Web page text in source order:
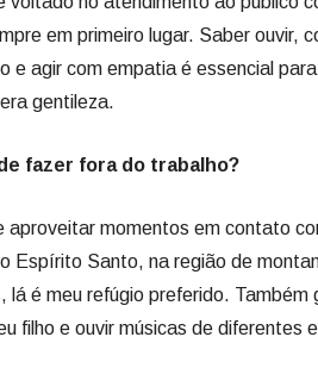
em primeiro lugar. Saber ouvir,
e agir com empatia é essencial
gentileza.
fazer fora do trabalho?
aproveitar momentos em contato
Espírito Santo, na região de
lá é meu refúgio preferido. Também
filho e ouvir músicas de diferentes